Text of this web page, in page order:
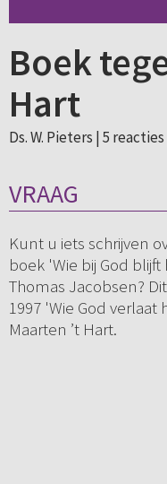
Boek
Hart
Ds. W. Pieters | 5 reacties
VRAAG
Kunt u iets schrijven
boek 'Wie bij God
Thomas Jacobsen?
1997 'Wie God
Maarten ’t Hart.